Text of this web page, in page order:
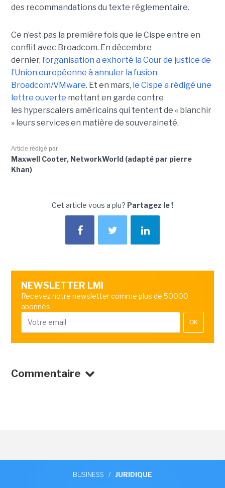
des recommandations du texte réglementaire.
Ce n’est pas la première fois que le Cispe entre en
conflit avec Broadcom. En décembre
dernier, l’organisation a exhorté la Cour de justice de
l’Union européenne à annuler la fusion
Broadcom/VMware. Et en mars, le Cispe a rédigé une
lettre ouverte mettant en garde contre
les hyperscalers américains qui tentent de « blanchir
» leurs services en matière de souveraineté.
Article rédigé par
Maxwell Cooter, NetworkWorld (adapté par pierre
Khan)
Cet article vous a plu? Partagez le !
NEWSLETTER LMI
Recevez notre newsletter comme plus de 50000
abonnés
OK
Commentaire
BUSINESS / JURIDIQUE